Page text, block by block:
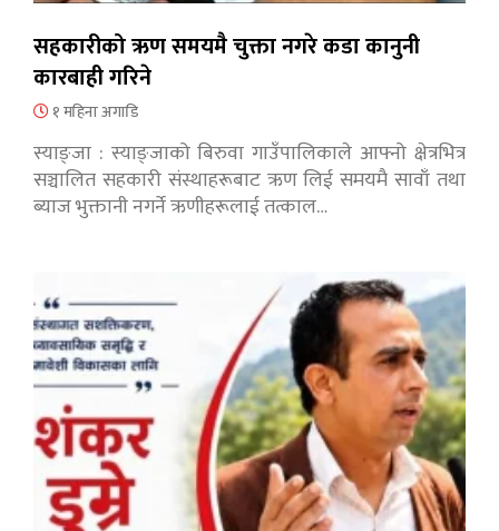
सहकारीको ऋण समयमै चुक्ता नगरे कडा कानुनी
कारबाही गरिने
१ महिना अगाडि
स्याङ्जा : स्याङ्जाको बिरुवा गाउँपालिकाले आफ्नो क्षेत्रभित्र
सञ्चालित सहकारी संस्थाहरूबाट ऋण लिई समयमै सावाँ तथा
ब्याज भुक्तानी नगर्ने ऋणीहरूलाई तत्काल…